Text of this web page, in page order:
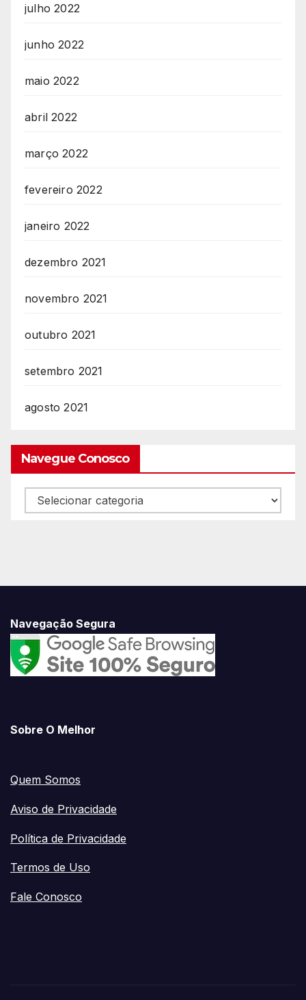
julho 2022
junho 2022
maio 2022
abril 2022
março 2022
fevereiro 2022
janeiro 2022
dezembro 2021
novembro 2021
outubro 2021
setembro 2021
agosto 2021
Navegue Conosco
Navegue
Conosco
Navegação Segura
Sobre O Melhor
Quem Somos
Aviso de Privacidade
Política de Privacidade
Termos de Uso
Fale Conosco